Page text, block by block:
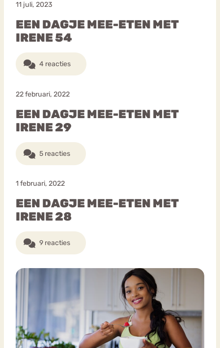
11 juli, 2023
EEN DAGJE MEE-ETEN MET
IRENE 54
4 reacties
22 februari, 2022
EEN DAGJE MEE-ETEN MET
IRENE 29
5 reacties
1 februari, 2022
EEN DAGJE MEE-ETEN MET
IRENE 28
9 reacties